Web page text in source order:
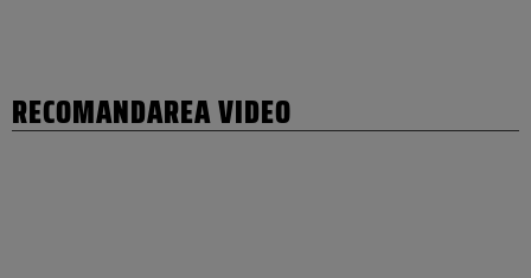
RECOMANDAREA VIDEO